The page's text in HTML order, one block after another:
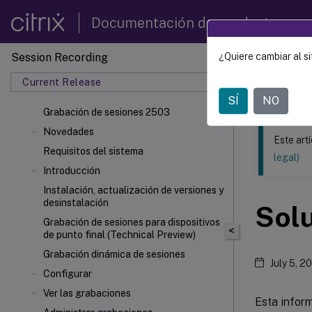
Documentación de productos
Session Recording
Current Release
Grabación de sesiones 2503
Novedades
Requisitos del sistema
Introducción
Instalación, actualización de versiones y
desinstalación
Grabación de sesiones para dispositivos
de punto final (Technical Preview)
Grabación dinámica de sesiones
Configurar
Ver las grabaciones
Este
<
Este
legal)
July 5,
Esta
¿Quiere cambiar al
SÍ NO